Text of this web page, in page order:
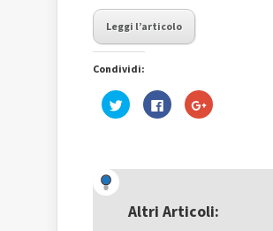
Leggi l’articolo
Condividi:
Fai
clic
una
nuova
Fai
clic
nuova
finestra)
Fai
clic
una
nuova
Altri Articoli: